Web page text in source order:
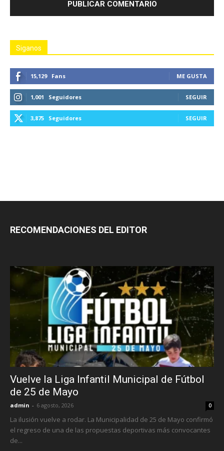
Siganos
15,129 Fans ME GUSTA
1,001 Seguidores SEGUIR
3,875 Seguidores SEGUIR
RECOMENDACIONES DEL EDITOR
Vuelve la Liga Infantil Municipal de Fútbol
de 25 de Mayo
admin - 6 agosto, 2026 0
La ilusión vuelve a rodar. La Municipalidad de 25 de Mayo confirmó
el regreso de una de las propuestas deportivas más convocantes
de...